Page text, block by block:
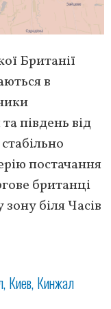
Британії
в
південь від
постачання
британці
біля Часів
Киев Кинжал